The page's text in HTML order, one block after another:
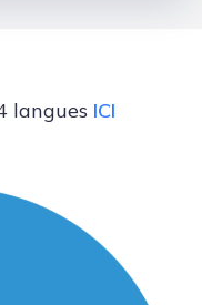
langues ICI